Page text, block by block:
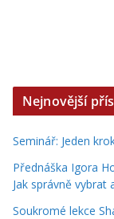
Nejnovější
Seminář: Jeden
Přednáška Igora
Jak správně
Soukromé lekce